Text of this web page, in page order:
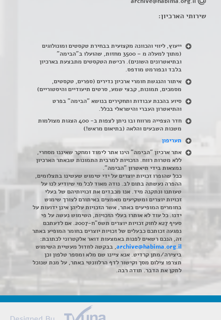
שירותי הארכיון:
ייעוץ, ליווי והכוונה מקצועית בבחירת טקסטים ומונולוגים
(מתוך למעלה מ – 3500 מחזות, שהועלו ב"הבימה"
ובתיאטרונים השונים). רכישת הטקסטים מתבצעת בארכיון
בלבד ובפורמט מודפס.
איתור והנגשת חומרי ארכיון נדירים (ספרים, טקסטים,
מסמכים, תמונות, קבצי שמע, סרטים תיעודיים והיסטוריים)
סיוע בהכנת עבודות ותחקירים בנושא "הבימה" בפרט
והתיאטרון העברי והישראלי בכלל.
חדר הצפייה מרווח ובו ניתן לצפות ב- 400 הצגות מצולמות
משנות השבעים והלאה (בתיאום מראש!)
תעריפון
אתר ארכיון "הבימה" הינו אתר לימוד ומחקר שאיננו מסחרי,
ללא מטרות רווח. הזכויות למרבית התמונות שבאתר הארכיון
נמצאות בידי תיאטרון "הבימה".
ככל שהופרו זכויות יוצרים על ידי שימוש שעשינו בתצלומים,
ההפרה נעשתה בתום לב. נודה מאוד לכל מי שיודיע לנו על
טעותנו ונתקנה מיד. אנו מכבדים את זכויותיהם של בעלי
זכויות יוצרים ומשקיעים מאמצים באיתורם לצורך שימוש
בחומרים המופיעים באתר, אשר הזכויות עליהן אינן ידועות על
ידנו. כל עוד לא אותרו בעלי הזכויות, השימוש נעשה על פי
סעיף 27א לחוק זכויות יוצרים תשס"ח-2007. אם לדעתכם
נפגעה זכותכם כבעלים של זכויות יוצרים בחומר המופיע באתר
זה, הנכם רשאים לפנות באמצעות דואר אלקטרוני לכתובת:
archive@habima.org.il, בבקשה לחדול מעשיית השימוש
ביצירה/מתן קרדיט. אנא ציינו שם מלא ומספר טלפון וכן
תצרפו צילום מסך וקישור לדף הרלוונטי באתר, על מנת שנוכל
לתקן את הדבר. תודה רבה.